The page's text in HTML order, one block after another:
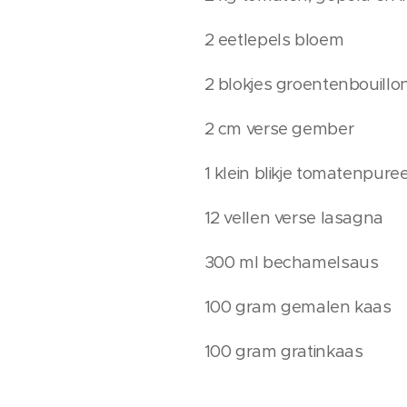
2 eetlepels bloem
2 blokjes
2 cm verse gember
1 klein blikje
12 vellen verse lasagna
300 ml bechamelsaus
100 gram gemalen kaas
100 gram gratinkaas